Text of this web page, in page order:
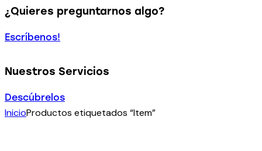
¿Quieres preguntarnos algo?
Escríbenos!
Nuestros Servicios
Descúbrelos
InicioProductos etiquetados “Item”